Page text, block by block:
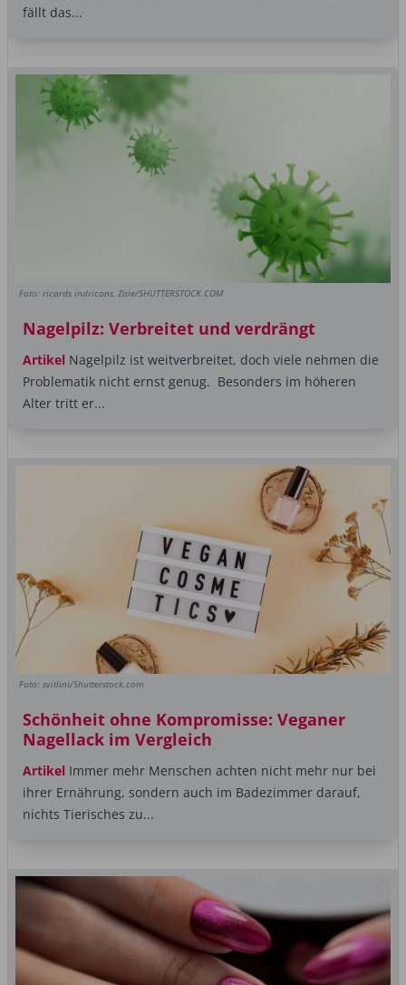
fällt das...
Foto: ricards indricans, Zaie/SHUTTERSTOCK.COM
Nagelpilz: Verbreitet und verdrängt
Artikel Nagelpilz ist weitverbreitet, doch viele nehmen die
Problematik nicht ernst genug. Besonders im höheren
Alter tritt er...
Foto: svitlini/Shutterstock.com
Schönheit ohne Kompromisse: Veganer
Nagellack im Vergleich
Artikel Immer mehr Menschen achten nicht mehr nur bei
ihrer Ernährung, sondern auch im Badezimmer darauf,
nichts Tierisches zu...